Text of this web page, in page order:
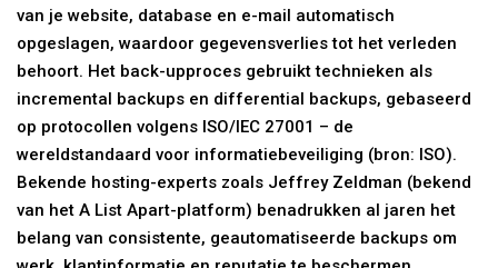
van je website, database en e-mail automatisch
opgeslagen, waardoor gegevensverlies tot het verleden
behoort. Het back-upproces gebruikt technieken als
incremental backups en differential backups, gebaseerd
op protocollen volgens ISO/IEC 27001 – de
wereldstandaard voor informatiebeveiliging (bron: ISO).
Bekende hosting-experts zoals Jeffrey Zeldman (bekend
van het A List Apart-platform) benadrukken al jaren het
belang van consistente, geautomatiseerde backups om